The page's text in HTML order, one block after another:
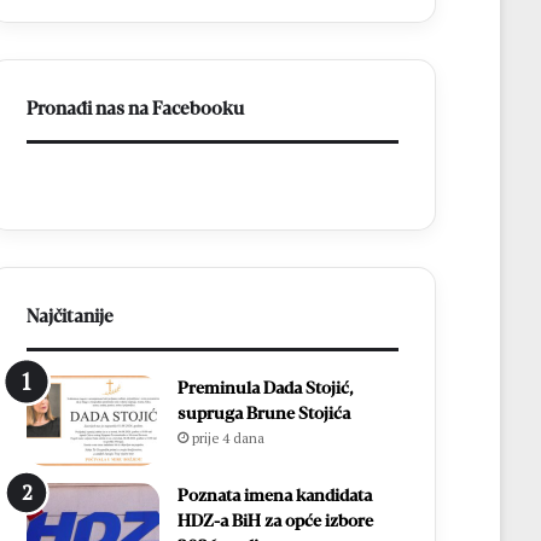
Pronađi nas na Facebooku
Najčitanije
Preminula Dada Stojić,
supruga Brune Stojića
prije 4 dana
Poznata imena kandidata
HDZ-a BiH za opće izbore